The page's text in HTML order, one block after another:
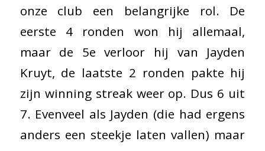
onze club een belangrijke rol. De
eerste 4 ronden won hij allemaal,
maar de 5e verloor hij van Jayden
Kruyt, de laatste 2 ronden pakte hij
zijn winning streak weer op. Dus 6 uit
7. Evenveel als Jayden (die had ergens
anders een steekje laten vallen) maar